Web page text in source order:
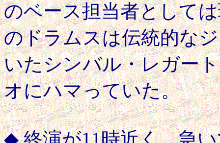
のベース担当者としては
のドラムスは伝統的な
いたシンバル・レガー
オにハマっていた。